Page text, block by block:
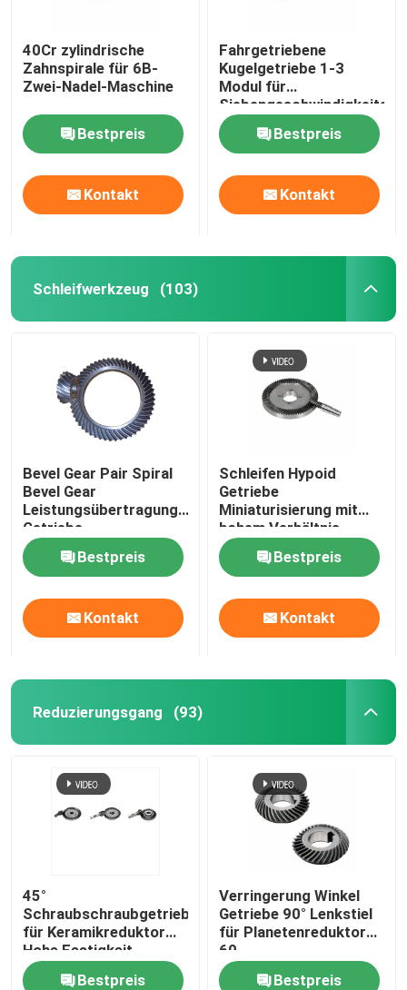
40Cr zylindrische
Zahnspirale für 6B-
Zwei-Nadel-Maschine
Bestpreis
Kontakt
Fahrgetriebene
Kugelgetriebe 1-3
Modul für
Bestpreis
Kontakt
Schleifwerkzeug (103)
Bevel Gear Pair Spiral
Bevel Gear
Leistungsübertragung
Getriebe
Schleifgetriebe
Bestpreis
Kontakt
Schleifen Hypoid
Getriebe
Miniaturisierung mit
hohem Verhältnis
Bestpreis
Kontakt
Reduzierungsgang (93)
45°
Schraubschraubgetriebe
für Keramikreduktor
Hohe Festigkeit
Langlebig
Bestpreis
Verringerung Winkel
Getriebe 90° Lenkstiel
für Planetenreduktor
60
Bestpreis